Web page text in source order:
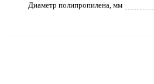
Диаметр полипропилена, мм